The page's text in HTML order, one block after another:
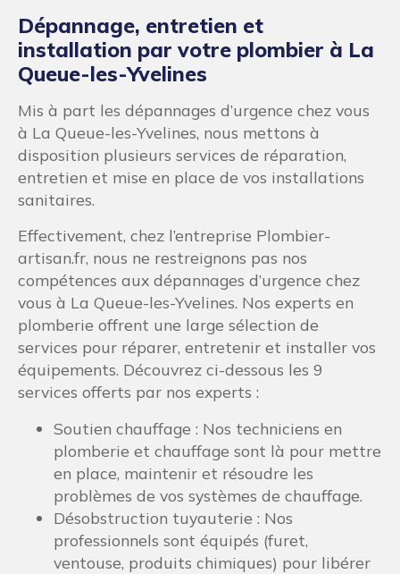
Dépannage, entretien et
installation par votre plombier à La
Queue-les-Yvelines
Mis à part les dépannages d’urgence chez vous
à La Queue-les-Yvelines, nous mettons à
disposition plusieurs services de réparation,
entretien et mise en place de vos installations
sanitaires.
Effectivement, chez l’entreprise Plombier-
artisan.fr, nous ne restreignons pas nos
compétences aux dépannages d’urgence chez
vous à La Queue-les-Yvelines. Nos experts en
plomberie offrent une large sélection de
services pour réparer, entretenir et installer vos
équipements. Découvrez ci-dessous les 9
services offerts par nos experts :
Soutien chauffage : Nos techniciens en
plomberie et chauffage sont là pour mettre
en place, maintenir et résoudre les
problèmes de vos systèmes de chauffage.
Désobstruction tuyauterie : Nos
professionnels sont équipés (furet,
ventouse, produits chimiques) pour libérer